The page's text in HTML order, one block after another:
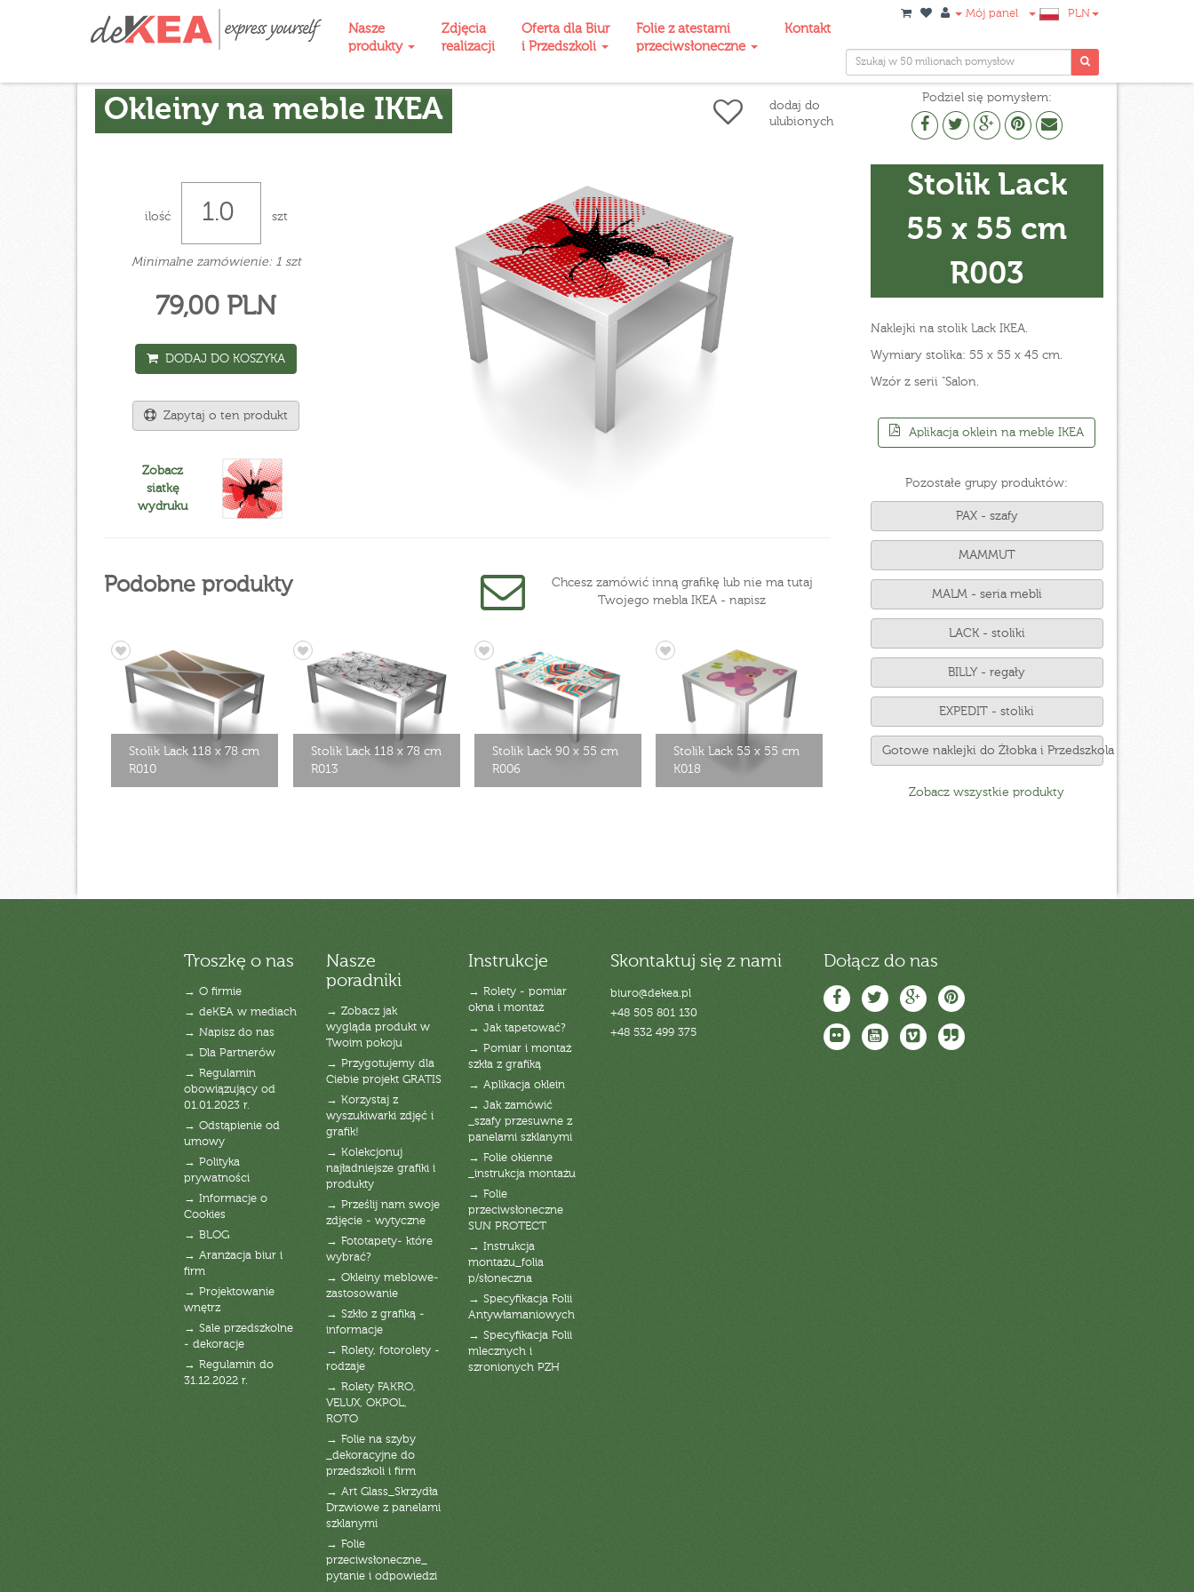
Nasze
produkty
Zdjęcia
realizacji
Oferta dla Biur
i Przedszkoli
Folie z atestami
przeciwsłoneczne
Kontakt
Mój panel PLN
Okleiny na meble IKEA
dodaj do
ulubionych
Podziel się pomysłem:
ilość szt
Minimalne zamówienie: 1 szt
79,00 PLN
DODAJ DO KOSZYKA
Zapytaj o ten produkt
Zobacz
siatkę
wydruku
Podobne produkty
Chcesz zamówić inną grafikę lub nie ma tutaj
Twojego mebla IKEA - napisz
Stolik Lack 118 x 78 cm
R010
Stolik Lack 118 x 78 cm
R013
Stolik Lack 90 x 55 cm
R006
Stolik Lack 55 x 55 cm
K018
Stolik Lack
55 x 55 cm
R003
Naklejki na stolik Lack IKEA.
Wymiary stolika: 55 x 55 x 45 cm.
Wzór z serii "Salon.
Aplikacja oklein na meble IKEA
Pozostałe grupy produktów:
PAX - szafy
MAMMUT
MALM - seria mebli
LACK - stoliki
BILLY - regały
EXPEDIT - stoliki
Gotowe naklejki do Żłobka i Przedszkola
Zobacz wszystkie produkty
Troszkę o nas
→ O firmie
→ deKEA w mediach
→ Napisz do nas
→ Dla Partnerów
→ Regulamin
obowiązujący od
01.01.2023 r.
→ Odstąpienie od
umowy
→ Polityka
prywatności
→ Informacje o
Cookies
→ BLOG
→ Aranżacja biur i
firm
→ Projektowanie
wnętrz
→ Sale przedszkolne
- dekoracje
→ Regulamin do
31.12.2022 r.
Nasze
poradniki
→ Zobacz jak
wygląda produkt w
Twoim pokoju
→ Przygotujemy dla
Ciebie projekt GRATIS
→ Korzystaj z
wyszukiwarki zdjęć i
grafik!
→ Kolekcjonuj
najładniejsze grafiki i
produkty
→ Prześlij nam swoje
zdjęcie - wytyczne
→ Fototapety- które
wybrać?
→ Okleiny meblowe-
zastosowanie
→ Szkło z grafiką -
informacje
→ Rolety, fotorolety -
rodzaje
→ Rolety FAKRO,
VELUX, OKPOL,
ROTO
→ Folie na szyby
_dekoracyjne do
przedszkoli i firm
→ Art Glass_Skrzydła
Drzwiowe z panelami
szklanymi
→ Folie
przeciwsłoneczne_
pytanie i odpowiedzi
Instrukcje
→ Rolety - pomiar
okna i montaż
→ Jak tapetować?
→ Pomiar i montaż
szkła z grafiką
→ Aplikacja oklein
→ Jak zamówić
_szafy przesuwne z
panelami szklanymi
→ Folie okienne
_instrukcja montażu
→ Folie
przeciwsłoneczne
SUN PROTECT
→ Instrukcja
montażu_folia
p/słoneczna
→ Specyfikacja Folii
Antywłamaniowych
→ Specyfikacja Folii
mlecznych i
szronionych PZH
Skontaktuj się z nami
biuro@dekea.pl
+48 505 801 130
+48 532 499 375
Dołącz do nas